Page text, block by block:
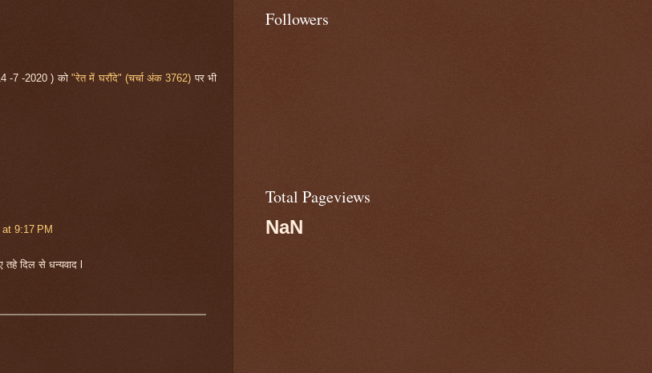
-7 -2020 ) को "रेत में घरौंदे" (चर्चा अंक 3762)पर भी
9:17 PM
दिल से धन्यवाद l
Followers
Total Pageviews
NaN